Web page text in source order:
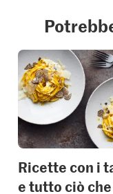
Ricette con i
e tutto ciò che